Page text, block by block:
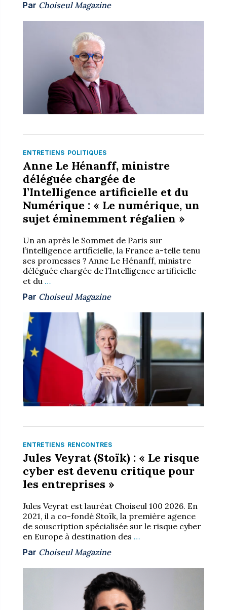
Par Choiseul Magazine
ENTRETIENS POLITIQUES
Anne Le Hénanff, ministre
déléguée chargée de
l’Intelligence artificielle et du
Numérique : « Le numérique, un
sujet éminemment régalien »
Un an après le Sommet de Paris sur
l’intelligence artificielle, la France a-telle tenu
ses promesses ? Anne Le Hénanff, ministre
déléguée chargée de l’Intelligence artificielle
et du …
Par Choiseul Magazine
ENTRETIENS RENCONTRES
Jules Veyrat (Stoïk) : « Le risque
cyber est devenu critique pour
les entreprises »
Jules Veyrat est lauréat Choiseul 100 2026. En
2021, il a co-fondé Stoïk, la première agence
de souscription spécialisée sur le risque cyber
en Europe à destination des …
Par Choiseul Magazine